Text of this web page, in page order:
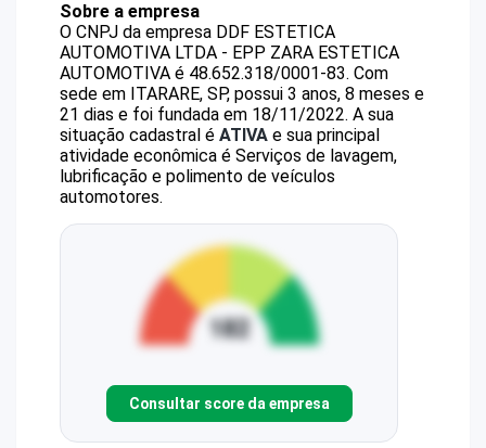
Sobre a empresa
O CNPJ da empresa DDF ESTETICA
AUTOMOTIVA LTDA - EPP ZARA ESTETICA
AUTOMOTIVA é 48.652.318/0001-83. Com
sede em ITARARE, SP, possui 3 anos, 8 meses e
21 dias e foi fundada em 18/11/2022. A sua
situação cadastral é ATIVA e sua principal
atividade econômica é Serviços de lavagem,
lubrificação e polimento de veículos
automotores.
Consultar score da empresa